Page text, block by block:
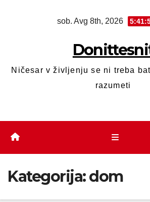
sob. Avg 8th, 2026
Ničesar v življenju se ni treba
razumeti
Kategorija:dom